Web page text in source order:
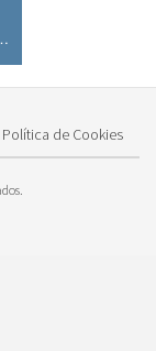
Política de Cookies